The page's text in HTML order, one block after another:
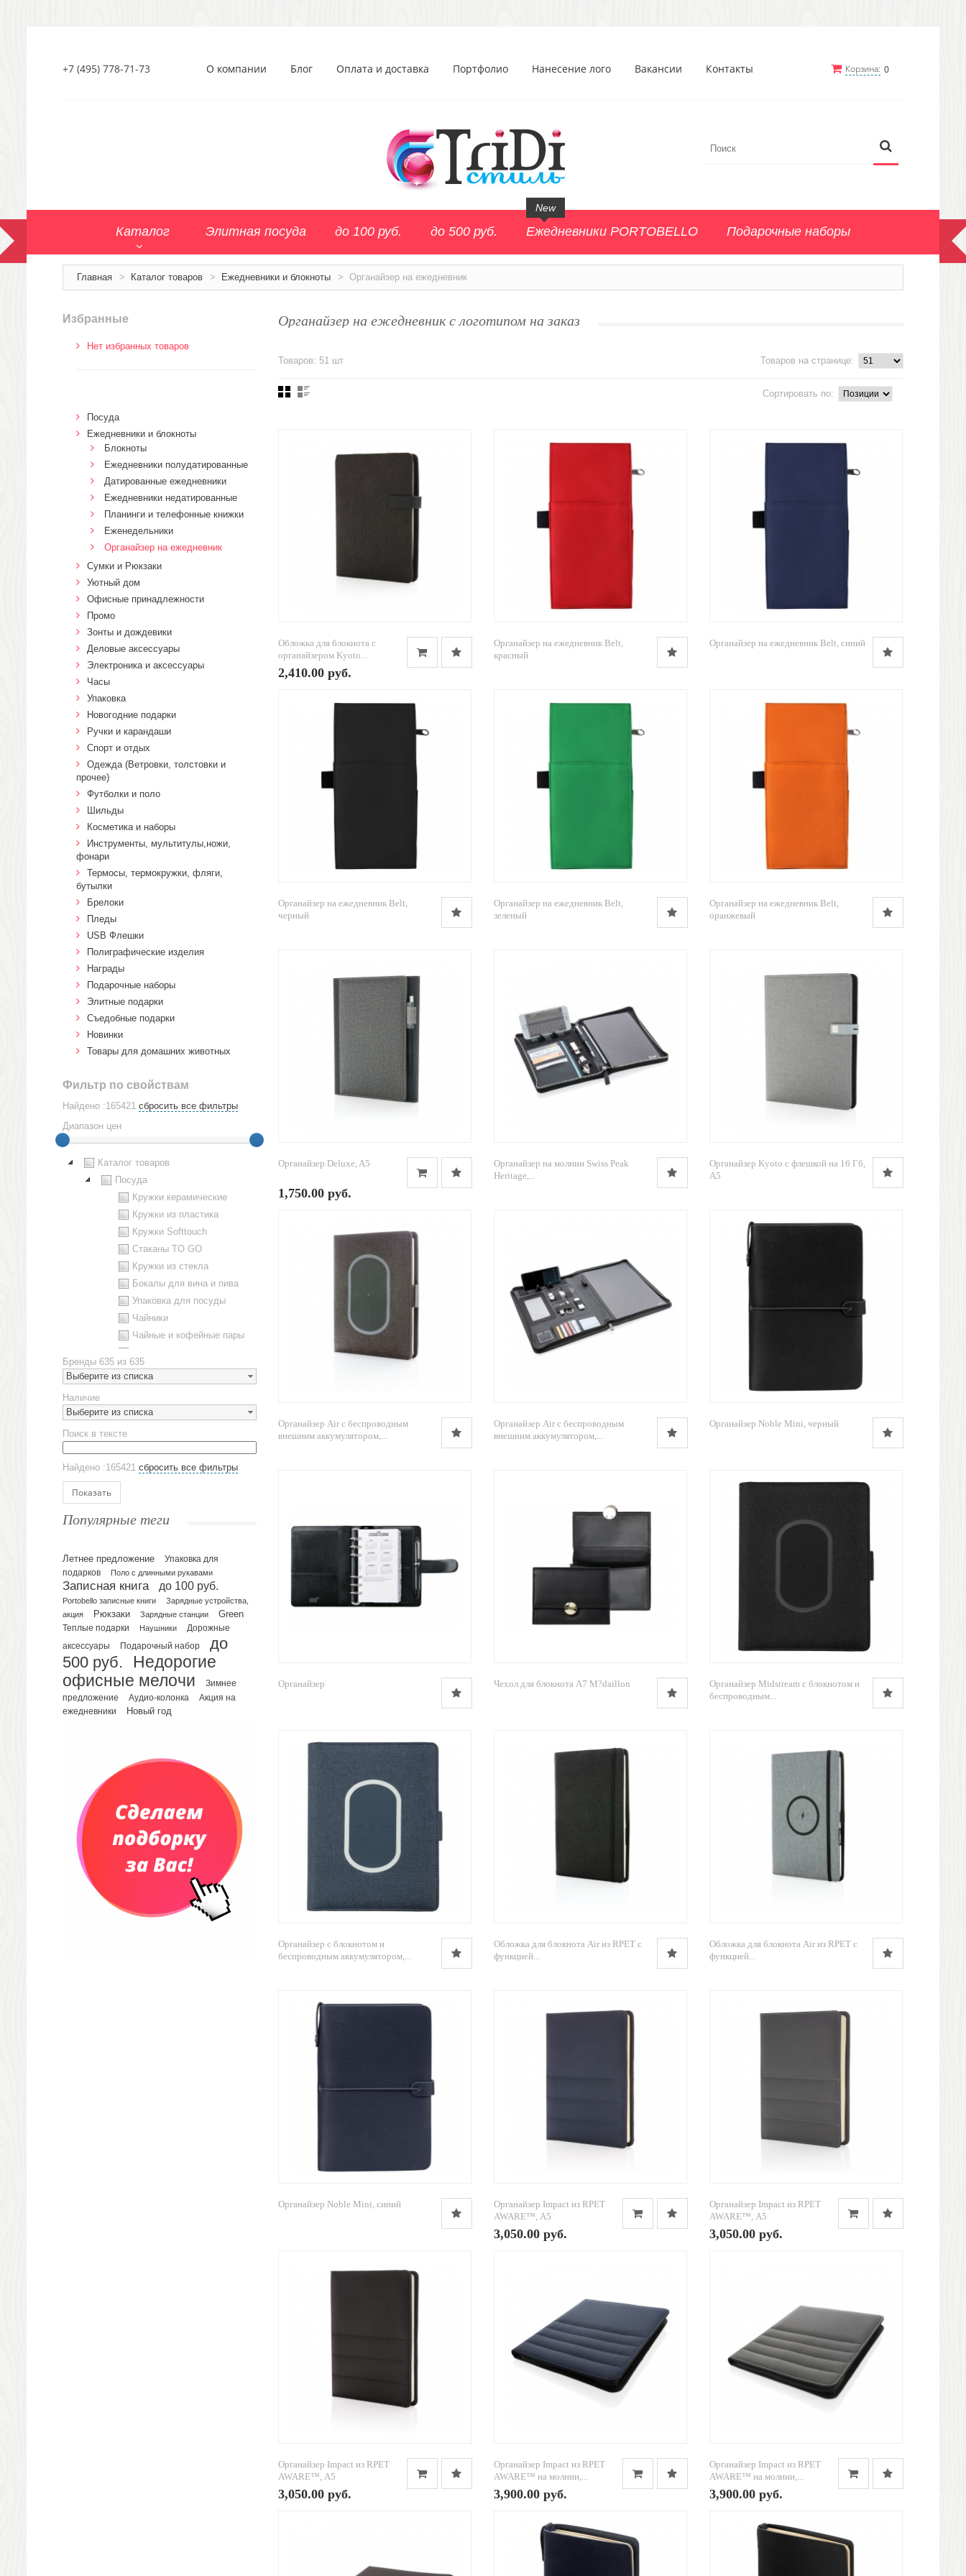
Корзина: 0
+7 (495) 778-71-73 О компании Блог Оплата и доставка Портфолио Нанесение лого Вакансии Контакты
Каталог Элитная посуда до 100 руб. до 500 руб. Ежедневники PORTOBELLO
New
Подарочные наборы
Главная > Каталог товаров > Ежедневники и блокноты > Органайзер на ежедневник
Органайзер на ежедневник с логотипом на заказ
Товаров: 51 шт Товаров на странице:
Сортировать по:
Обложка для блокнота с
органайзером Kyoto...
2,410.00 руб.
Органайзер на ежедневник Belt,
красный
Органайзер на ежедневник Belt, синий
Органайзер на ежедневник Belt,
черный
Органайзер на ежедневник Belt,
зеленый
Органайзер на ежедневник Belt,
оранжевый
Органайзер Deluxe, A5
1,750.00 руб.
Органайзер на молнии Swiss Peak
Heritage,...
Органайзер Kyoto с флешкой на 16 Гб,
A5
Органайзер Air с беспроводным
внешним аккумулятором,...
Органайзер Air с беспроводным
внешним аккумулятором,...
Органайзер Noble Mini, черный
Органайзер Чехол для блокнота А7 M?daillon
Органайзер Midstream с блокнотом и
беспроводным...
Органайзер с блокнотом и
беспроводным аккумулятором,...
Обложка для блокнота Air из RPET с
функцией...
Обложка для блокнота Air из RPET с
функцией...
Органайзер Noble Mini, синий
Органайзер Impact из RPET
AWARE™, А5
3,050.00 руб.
Органайзер Impact из RPET
AWARE™, А5
3,050.00 руб.
Органайзер Impact из RPET
AWARE™, А5
3,050.00 руб.
Органайзер Impact из RPET
AWARE™ на молнии,...
3,900.00 руб.
Органайзер Impact из RPET
AWARE™ на молнии,...
3,900.00 руб.
Избранные
Нет избранных товаров
Посуда
Ежедневники и блокноты
Блокноты
Ежедневники полудатированные
Датированные ежедневники
Ежедневники недатированные
Планинги и телефонные книжки
Еженедельники
Органайзер на ежедневник
Сумки и Рюкзаки
Уютный дом
Офисные принадлежности
Промо
Зонты и дождевики
Деловые аксессуары
Электроника и аксессуары
Часы
Упаковка
Новогодние подарки
Ручки и карандаши
Спорт и отдых
Одежда (Ветровки, толстовки и
прочее)
Футболки и поло
Шильды
Косметика и наборы
Инструменты, мультитулы,ножи,
фонари
Термосы, термокружки, фляги,
бутылки
Брелоки
Пледы
USB Флешки
Полиграфические изделия
Награды
Подарочные наборы
Элитные подарки
Cъедобные подарки
Новинки
Товары для домашних животных
Фильтр по свойствам
Найдено :165421 сбросить все фильтры
Диапазон цен
Каталог товаров
Посуда
Кружки керамические
Кружки из пластика
Кружки Softtouch
Стаканы TO GO
Кружки из стекла
Бокалы для вина и пива
Упаковка для посуды
Чайники
Чайные и кофейные пары
Наборы посуды
Предметы сервировки
Стаканы
Эко кружки
ЕВРОПОСУДА
Аксессуары
Ежедневники и блокноты
Датированные ежедневники
Планинги и телефонные книжки
Планинги датированные
Планинги недатированные
Телефонные книжки
Еженедельники
Органайзер на ежедневник
Сумки и Рюкзаки
Сумки для планшетов и ноутбуков
Рюкзаки
Конференц-сумки
Несессеры и косметички
Портфели
Чехлы для планшетов и ноутбуков
Сумка на пояс или шею
Аксессуары
Женские сумки
Уютный дом
Текстиль для ванной комнаты
Бренды 635 из 635
Выберите из списка
Наличие
Выберите из списка
Поиск в тексте
Найдено :165421 сбросить все фильтры
Показать
Популярные теги
Летнее предложение
Упаковка для
подарков
Поло с длинными рукавами
Записная книга до 100 руб.
Portobello записные книги
Зарядные устройства,
акция
Рюкзаки Зарядные станции Green
Теплые подарки Наушники Дорожные
аксессуары Подарочный набор
до
500 руб.
Недорогие
офисные мелочи
Зимнее
предложение
Аудио-колонка
Акция на
ежедневники
Новый год